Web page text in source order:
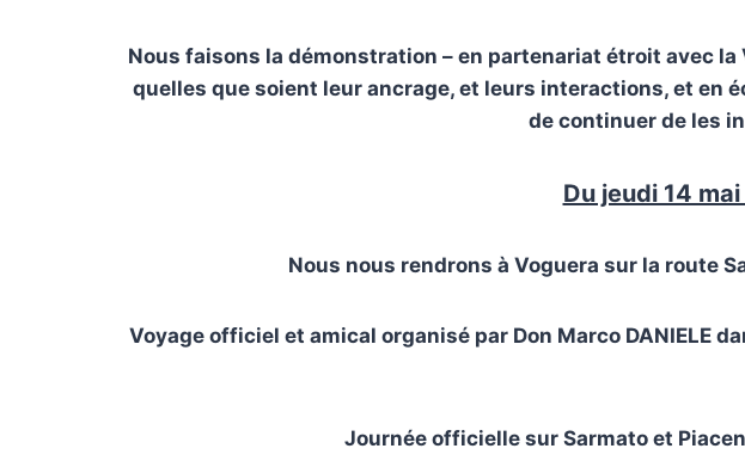
Nous faisons la démonstration – en partenariat étroit avec
quelles que soient leur ancrage, et leurs interactions, et en
de continuer de les
Du jeudi 14
Nous nous rendrons à Voguera sur la route
Voyage officiel et amical organisé par Don Marco DANIELE
Journée officielle sur Sarmato et